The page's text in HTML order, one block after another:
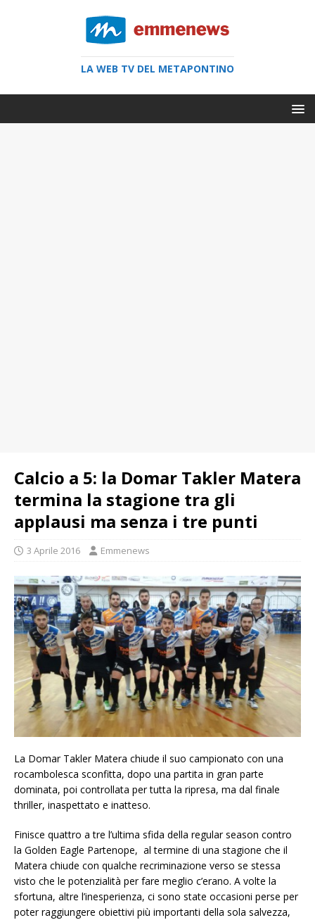
LA WEB TV DEL METAPONTINO
Calcio a 5: la Domar Takler Matera
termina la stagione tra gli
applausi ma senza i tre punti
3 Aprile 2016 Emmenews
La Domar Takler Matera chiude il suo campionato con una
rocambolesca sconfitta, dopo una partita in gran parte
dominata, poi controllata per tutta la ripresa, ma dal finale
thriller, inaspettato e inatteso.
Finisce quattro a tre l’ultima sfida della regular season contro
la Golden Eagle Partenope, al termine di una stagione che il
Matera chiude con qualche recriminazione verso se stessa
visto che le potenzialità per fare meglio c’erano. A volte la
sfortuna, altre l’inesperienza, ci sono state occasioni perse per
poter raggiungere obiettivi più importanti della sola salvezza,